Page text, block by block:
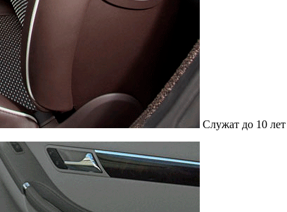
Служат до 10 лет